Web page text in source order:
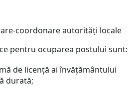
coordonare autorităţi locale
ocuparea postului sunt:
de licenţă ai învăţământului
durată;